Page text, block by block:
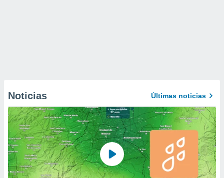
Noticias Últimas noticias